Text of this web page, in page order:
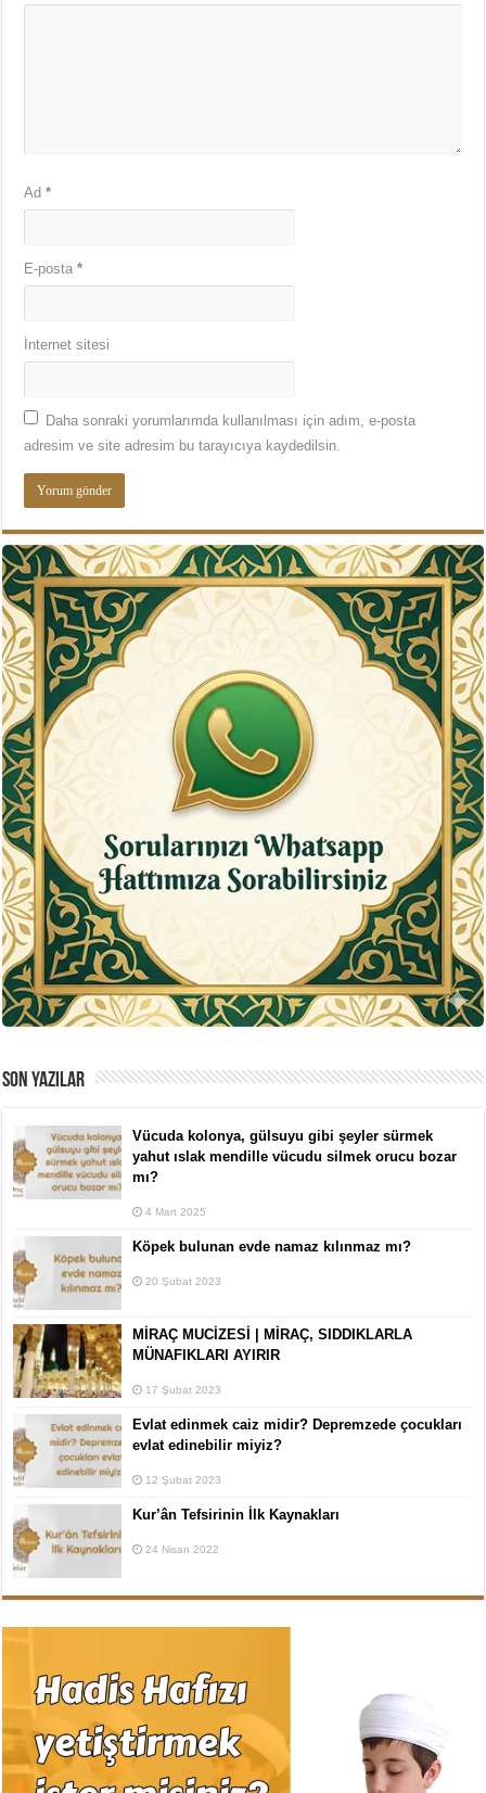
Ad*
E-posta*
İnternet sitesi
Daha sonraki yorumlarımda kullanılması için adım, e-posta
adresim ve site adresim bu tarayıcıya kaydedilsin.
SON YAZILAR
Vücuda kolonya, gülsuyu gibi şeyler sürmek
yahut ıslak mendille vücudu silmek orucu bozar
mı?
4 Mart 2025
Köpek bulunan evde namaz kılınmaz mı?
20 Şubat 2023
MİRAÇ MUCİZESİ | MİRAÇ, SIDDIKLARLA
MÜNAFIKLARI AYIRIR
17 Şubat 2023
Evlat edinmek caiz midir? Depremzede çocukları
evlat edinebilir miyiz?
12 Şubat 2023
Kur’ân Tefsirinin İlk Kaynakları
24 Nisan 2022